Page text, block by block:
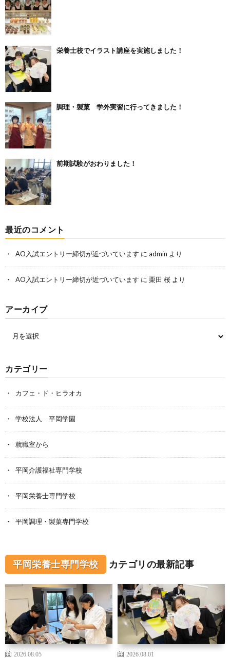
栄養士校でイラスト講座を実施しました！
調理・製菓 学外実習に行ってきました！
前期試験がおわりました！
最近のコメント
AO入試エントリー締切が近づいています に admin より
AO入試エントリー締切が近づいています に 栗田 桜 より
アーカイブ
カテゴリー
カフェ・ド・ヒラオカ
学校法人 平岡学園
就職室から
平岡介護福祉専門学校
平岡栄養士専門学校
平岡調理・製菓専門学校
平岡栄養士専門学校 カテゴリの最新記事
2026.08.05 2026.08.01